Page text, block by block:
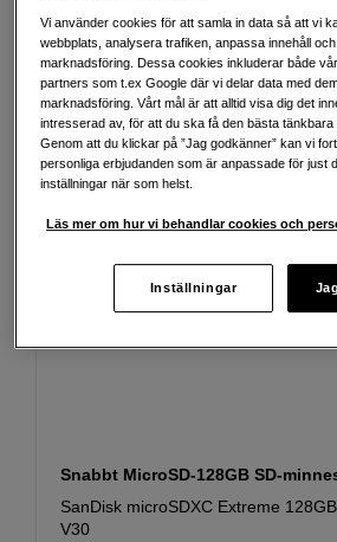
Passande tillbehör
Snabbt MicroSD-128GB SD-
SanDisk microSDXC Extreme
V30
Vi använder cookies för att samla in data så att vi
webbplats, analysera trafiken, anpassa innehåll
marknadsföring. Dessa cookies inkluderar både
partners som t.ex Google där vi delar data med
marknadsföring. Vårt mål är att alltid visa dig det
intresserad av, för att du ska få den bästa
Genom att du klickar på ”Jag godkänner” kan vi
personliga erbjudanden som är anpassade för just
inställningar när som helst.
Läs mer om hur vi behandlar cookies och
Inställningar